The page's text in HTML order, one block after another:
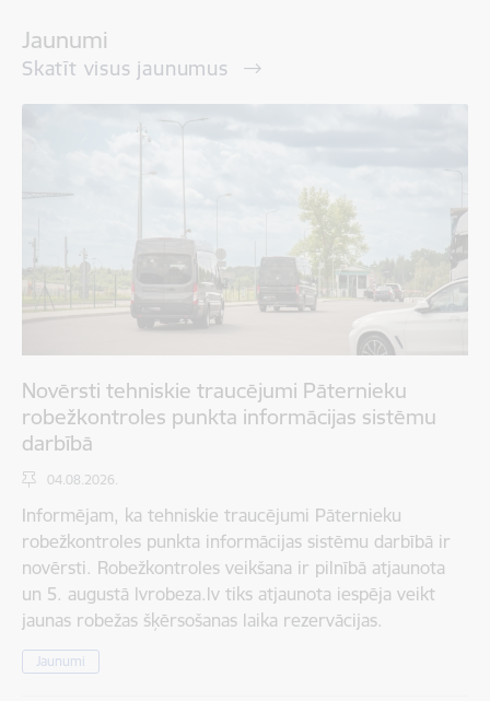
Jaunumi
Skatīt visus jaunumus
Novērsti tehniskie traucējumi Pāternieku
robežkontroles punkta informācijas sistēmu
darbībā
04.08.2026.
Informējam, ka tehniskie traucējumi Pāternieku
robežkontroles punkta informācijas sistēmu darbībā ir
novērsti. Robežkontroles veikšana ir pilnībā atjaunota
un 5. augustā lvrobeza.lv tiks atjaunota iespēja veikt
jaunas robežas šķērsošanas laika rezervācijas.
Jaunumi